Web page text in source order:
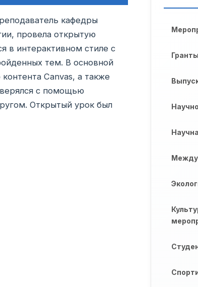
кафедры
провела открытую
в интерактивном стиле с
тем. В основной
Canvas, а также
с помощью
Открытый урок был
Гранты